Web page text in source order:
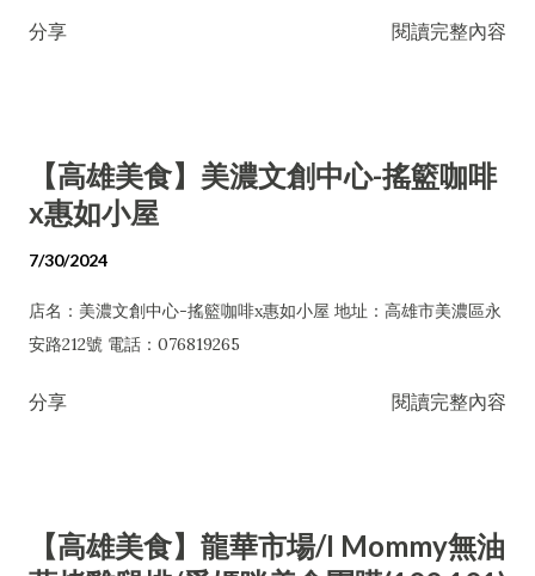
分享 閱讀完整內容
【高雄美食】美濃文創中心-搖籃咖啡
x惠如小屋
7/30/2024
店名：美濃文創中心-搖籃咖啡x惠如小屋 地址：高雄市美濃區永
安路212號 電話：076819265
分享 閱讀完整內容
【高雄美食】龍華市場/I Mommy無油